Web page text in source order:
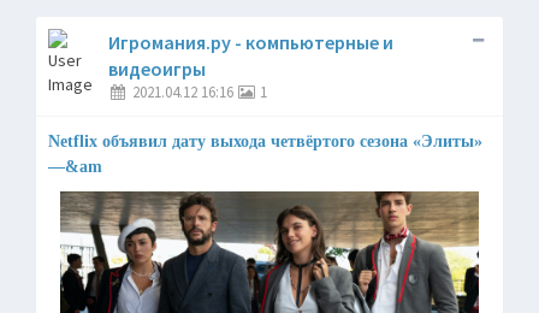
Игромания.ру - компьютерные и
видеоигры
2021.04.12 16:16 1
Netflix объявил дату выхода четвёртого сезона «Элиты»
—&am